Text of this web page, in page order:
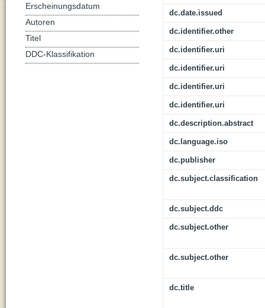
dc.date.issued
dc.identifier.other
dc.identifier.uri
dc.identifier.uri
dc.identifier.uri
dc.identifier.uri
dc.description.abstract
dc.language.iso
dc.publisher
dc.subject.classification
dc.subject.ddc
dc.subject.other
dc.subject.other
dc.title
Erscheinungsdatum
Autoren
Titel
DDC-Klassifikation